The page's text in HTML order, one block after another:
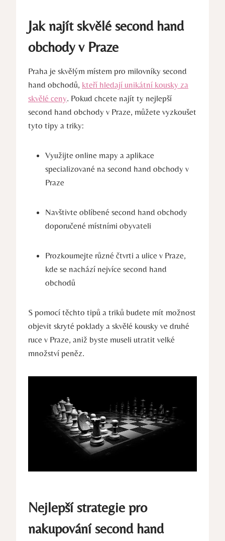
Jak najít skvělé second hand
obchody v Praze
Praha je skvělým místem pro milovníky second
hand obchodů, kteří hledají unikátní kousky za
skvělé ceny. Pokud chcete najít ty nejlepší
second hand obchody v Praze, můžete vyzkoušet
tyto tipy a triky:
Využijte online mapy a aplikace
specializované na second hand obchody v
Praze
Navštivte oblíbené second hand obchody
doporučené místními obyvateli
Prozkoumejte různé čtvrti a ulice v Praze,
kde se nachází nejvíce second hand
obchodů
S pomocí těchto tipů a triků budete mít možnost
objevit skryté poklady a skvělé kousky ve druhé
ruce v Praze, aniž byste museli utratit velké
množství peněz.
Nejlepší strategie pro
nakupování second hand